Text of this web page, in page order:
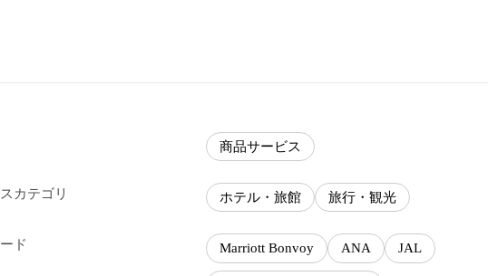
商品サービス
カテゴリ ホテル・旅館 旅行・観光
ド Marriott Bonvoy ANA JAL